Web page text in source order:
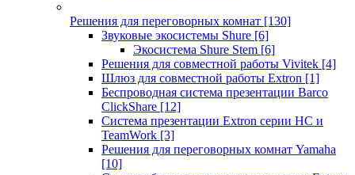
Решения для переговорных комнат [130]
Звуковые экосистемы Shure [6]
Экосистема Shure Stem [6]
Решения для совместной работы Vivitek [4]
Шлюз для совместной работы Extron [1]
Беспроводная система презентации Barco
ClickShare [12]
Система презентации Extron серии HC и
TeamWork [3]
Решения для переговорных комнат Yamaha
[10]